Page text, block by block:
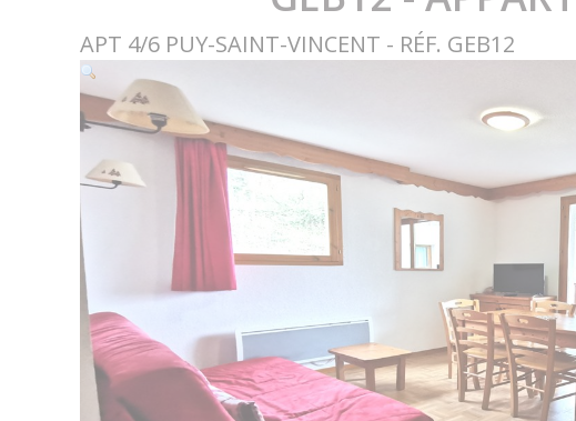
APT 4/6 PUY-SAINT-VINCENT - RÉF. GEB12